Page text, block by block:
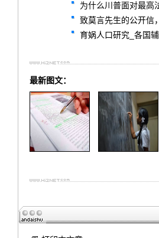
为什么川普面对最高
致莫言先生的公开信
育娲人口研究_各国
最新图文：